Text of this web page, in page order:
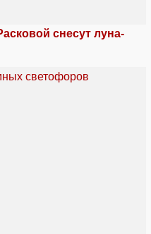
снесут луна-